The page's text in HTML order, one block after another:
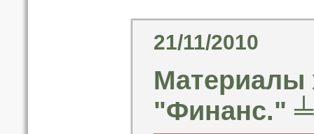
21/11/2010
Материалы
"Финанс."